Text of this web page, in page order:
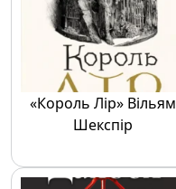
«Король Лір» Вільям
Шекспір